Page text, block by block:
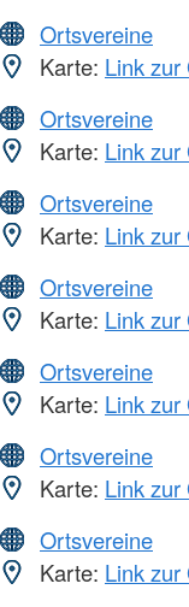
Ortsvereine
Karte: Link zur
Ortsvereine
Karte: Link zur
Ortsvereine
Karte: Link zur
Ortsvereine
Karte: Link zur
Ortsvereine
Karte: Link zur
Ortsvereine
Karte: Link zur
Ortsvereine
Karte: Link zur